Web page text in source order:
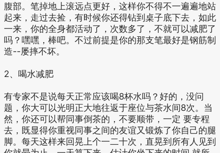
腹部。笔掉地上滚远点更好，这样你不得不一遍遍地站
起来，走过去捡，有时候你还得钻到桌子底下去，如此
一来，你的全身都活动了，次数多了，不就可以减肥了
吗？嘿嘿，棒吧。不过前提是你的那支笔最好是钢筋制
造--屡摔不坏。
2、喝水减肥
有专家不是说每天正常应该喝8杯水吗？好的，没问
题，你大可以光明正大地往返于座位与茶水间8次。当
然，你还可以帮同事倒茶的，不要顺带，一定 要专程
去，既显得你重视同事之间的友谊又锻炼了你自己的腿
脚。每天这样来回晃上个一二十次，直晃到所有人见到